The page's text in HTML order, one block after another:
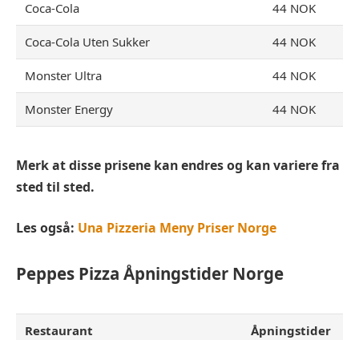
Coca-Cola 44 NOK
Coca-Cola Uten Sukker 44 NOK
Monster Ultra 44 NOK
Monster Energy 44 NOK
Merk at disse prisene kan endres og kan variere fra
sted til sted.
Les også: Una Pizzeria Meny Priser Norge
Peppes Pizza Åpningstider Norge
Restaurant Åpningstider